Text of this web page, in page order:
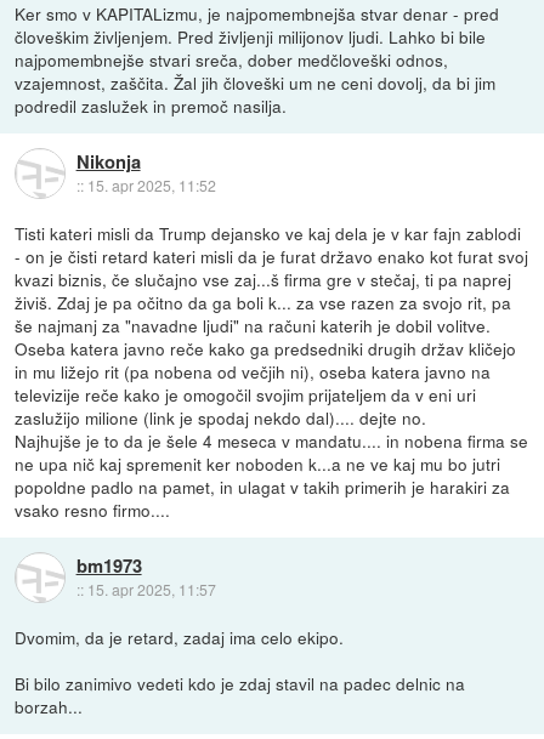
Ker smo v KAPITALizmu, je najpomembnejša stvar denar - pred
človeškim življenjem. Pred življenji milijonov ljudi. Lahko bi bile
najpomembnejše stvari sreča, dober medčloveški odnos,
vzajemnost, zaščita. Žal jih človeški um ne ceni dovolj, da bi jim
podredil zaslužek in premoč nasilja.
Nikonja
:: 15. apr 2025, 11:52
Tisti kateri misli da Trump dejansko ve kaj dela je v kar fajn zablodi
- on je čisti retard kateri misli da je furat državo enako kot furat svoj
kvazi biznis, če slučajno vse zaj...š firma gre v stečaj, ti pa naprej
živiš. Zdaj je pa očitno da ga boli k... za vse razen za svojo rit, pa
še najmanj za "navadne ljudi" na računi katerih je dobil volitve.
Oseba katera javno reče kako ga predsedniki drugih držav kličejo
in mu ližejo rit (pa nobena od večjih ni), oseba katera javno na
televizije reče kako je omogočil svojim prijateljem da v eni uri
zaslužijo milione (link je spodaj nekdo dal).... dejte no.
Najhujše je to da je šele 4 meseca v mandatu.... in nobena firma se
ne upa nič kaj spremenit ker noboden k...a ne ve kaj mu bo jutri
popoldne padlo na pamet, in ulagat v takih primerih je harakiri za
vsako resno firmo....
bm1973
:: 15. apr 2025, 11:57
Dvomim, da je retard, zadaj ima celo ekipo.
Bi bilo zanimivo vedeti kdo je zdaj stavil na padec delnic na
borzah...